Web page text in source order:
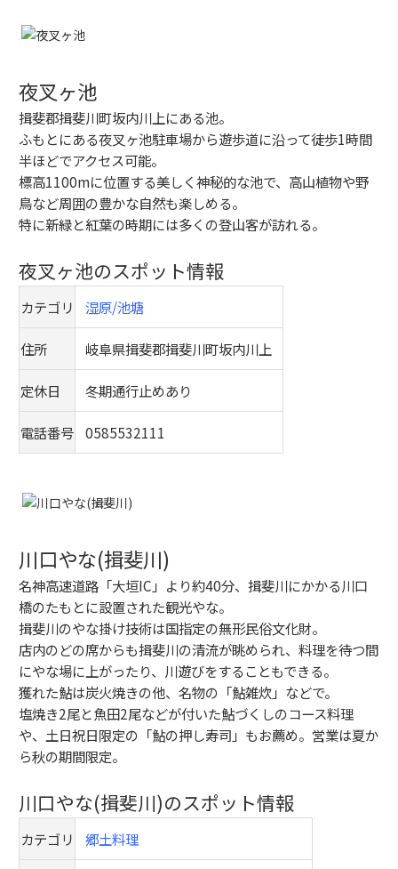
夜叉ヶ池
揖斐郡揖斐川町坂内川上にある池。
ふもとにある夜叉ヶ池駐車場から遊歩道に沿って徒歩1時間
半ほどでアクセス可能。
標高1100mに位置する美しく神秘的な池で、高山植物や野
鳥など周囲の豊かな自然も楽しめる。
特に新緑と紅葉の時期には多くの登山客が訪れる。
夜叉ヶ池のスポット情報
カテゴリ 湿原/池塘
住所 岐阜県揖斐郡揖斐川町坂内川上
定休日 冬期通行止めあり
電話番号 0585532111
川口やな(揖斐川)
名神高速道路「大垣IC」より約40分、揖斐川にかかる川口
橋のたもとに設置された観光やな。
揖斐川のやな掛け技術は国指定の無形民俗文化財。
店内のどの席からも揖斐川の清流が眺められ、料理を待つ間
にやな場に上がったり、川遊びをすることもできる。
獲れた鮎は炭火焼きの他、名物の「鮎雑炊」などで。
塩焼き2尾と魚田2尾などが付いた鮎づくしのコース料理
や、土日祝日限定の「鮎の押し寿司」もお薦め。営業は夏か
ら秋の期間限定。
川口やな(揖斐川)のスポット情報
カテゴリ 郷土料理